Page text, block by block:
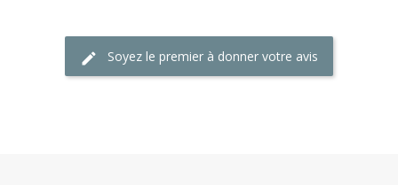
Soyez le premier à donner votre avis